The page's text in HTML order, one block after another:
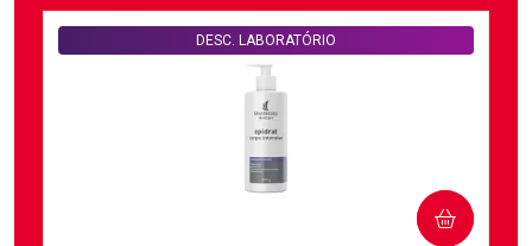
DESC. LABORATÓRIO
COMPRAR